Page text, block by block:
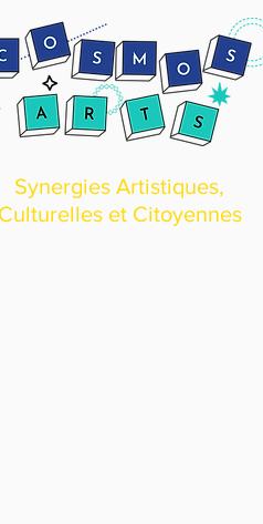
Synergies Artistiques,
et Citoyennes